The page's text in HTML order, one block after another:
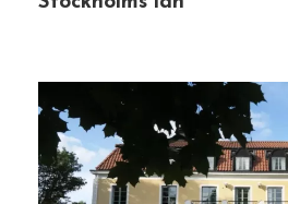
finns allt från intima enkelrum
ett fullt utrustat kök, matsal
rum. En bastu finns också för
Omgivningar